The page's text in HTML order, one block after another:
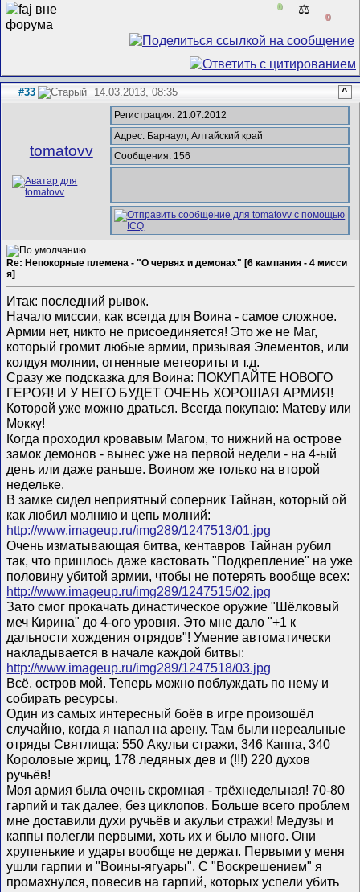
0 ⚖️
0
#33 14.03.2013, 08:35 ^
tomatovv
Регистрация: 21.07.2012
Адрес: Барнаул, Алтайский край
Сообщения: 156
Re: Непокорные племена - "О червях и демонах" [6 кампания - 4 мисси
я]
Итак: последний рывок.
Начало миссии, как всегда для Воина - самое сложное.
Армии нет, никто не присоединяется! Это же не Маг,
который громит любые армии, призывая Элементов, или
колдуя молнии, огненные метеориты и т.д.
Сразу же подсказка для Воина: ПОКУПАЙТЕ НОВОГО
ГЕРОЯ! И У НЕГО БУДЕТ ОЧЕНЬ ХОРОШАЯ АРМИЯ!
Которой уже можно драться. Всегда покупаю: Матеву или
Мокку!
Когда проходил кровавым Магом, то нижний на острове
замок демонов - вынес уже на первой недели - на 4-ый
день или даже раньше. Воином же только на второй
недельке.
В замке сидел неприятный соперник Тайнан, который ой
как любил молнию и цепь молний:
http://www.imageup.ru/img289/1247513/01.jpg
Очень изматывающая битва, кентавров Тайнан рубил
так, что пришлось даже кастовать "Подкрепление" на уже
половину убитой армии, чтобы не потерять вообще всех:
http://www.imageup.ru/img289/1247515/02.jpg
Зато смог прокачать династическое оружие "Шёлковый
меч Кирина" до 4-ого уровня. Это мне дало "+1 к
дальности хождения отрядов"! Умение автоматически
накладывается в начале каждой битвы:
http://www.imageup.ru/img289/1247518/03.jpg
Всё, остров мой. Теперь можно поблуждать по нему и
собирать ресурсы.
Один из самых интересный боёв в игре произошёл
случайно, когда я напал на арену. Там были нереальные
отряды Святлища: 550 Акульи стражи, 346 Каппа, 340
Короловые жриц, 178 ледяных дев и (!!!) 220 духов
ручьёв!
Моя армия была очень скромная - трёхнедельная! 70-80
гарпий и так далее, без циклопов. Больше всего проблем
мне доставили духи ручьёв и акульи стражи! Медузы и
каппы полегли первыми, хоть их и было много. Они
хрупенькие и удары вообще не держат. Первыми у меня
ушли гарпии и "Воины-ягуары". С "Воскрешением" я
промахнулся, повесив на гарпий, которых успели убить